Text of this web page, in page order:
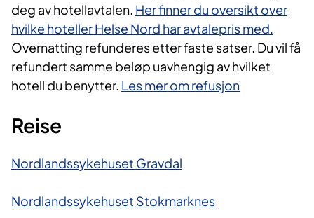
deg av hotellavtalen. Her finner du oversikt over
hvilke hoteller Helse Nord har avtalepris med.
Overnatting refunderes etter faste satser. Du vil få
refundert samme beløp uavhengig av hvilket
hotell du benytter. Les mer om refusjon
Reise
Nordlandssykehuset Gravdal
Nordlandssykehuset Stokmarknes